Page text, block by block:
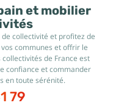
et mobilier
collectivité et profitez de
communes et offrir le
de France est
confiance et commander
en toute sérénité.
79